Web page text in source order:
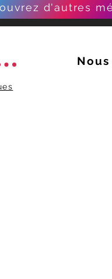
d'autres